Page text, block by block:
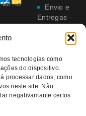
tecnologias como
do dispositivo.
processar dados, como
neste site. Não
negativamante certos
Envio e
Entregas
Trocas e
Política
de
Privacidade